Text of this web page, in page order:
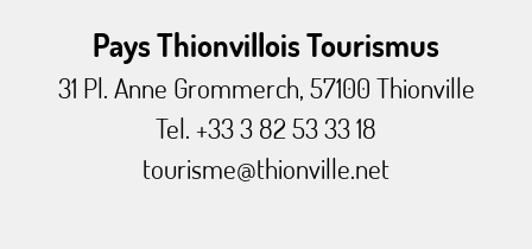
Pays Thionvillois Tourismus
31 Pl. Anne Grommerch, 57100 Thionville
Tel. +33 3 82 53 33 18
tourisme@thionville.net